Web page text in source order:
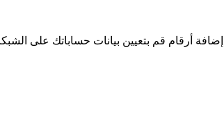
أرقام قم بتعيين بيانات حساباتك على